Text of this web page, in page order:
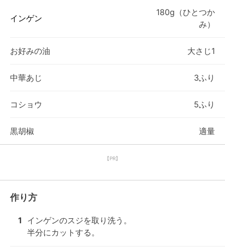
インゲン
180g（ひとつか
み）
お好みの油 大さじ1
中華あじ 3ふり
コショウ 5ふり
黒胡椒 適量
【PR】
作り方
1
インゲンのスジを取り洗う。
半分にカットする。